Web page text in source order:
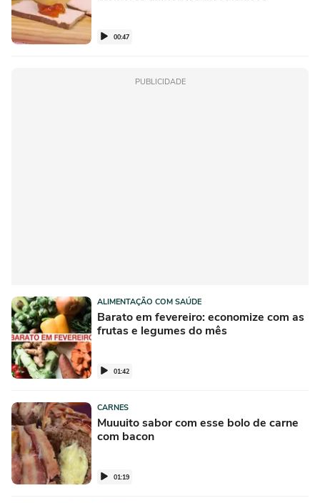
00:47
PUBLICIDADE
ALIMENTAÇÃO COM SAÚDE
Barato em fevereiro: economize com as
frutas e legumes do mês
01:42
CARNES
Muuuito sabor com esse bolo de carne
com bacon
01:19